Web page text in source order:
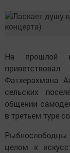
На прошлой
Фатхерахмана
сельских
общении
в третьем туре
целом к